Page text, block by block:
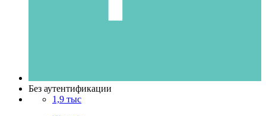
Без аутентификации
1,9 тыс